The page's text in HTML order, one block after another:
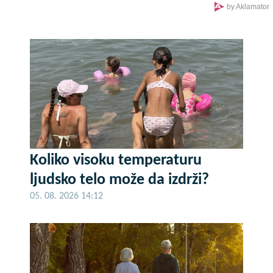
Izdahnuo u najgorim mukama dok su ga
by Aklamator
Koliko visoku temperaturu
ljudsko telo može da izdrži?
05. 08. 2026 14:12